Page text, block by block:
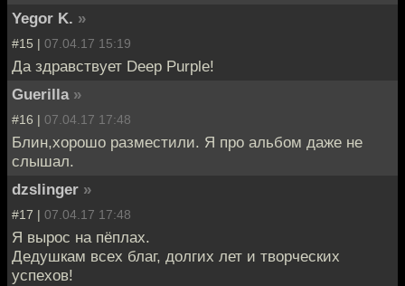
Yegor K. »
#15 | 07.04.17 15:19
Да здравствует Deep Purple!
Guerilla »
#16 | 07.04.17 17:48
Блин,хорошо разместили. Я про альбом даже не
слышал.
dzslinger »
#17 | 07.04.17 17:48
Я вырос на пёплах.
Дедушкам всех благ, долгих лет и творческих
успехов!